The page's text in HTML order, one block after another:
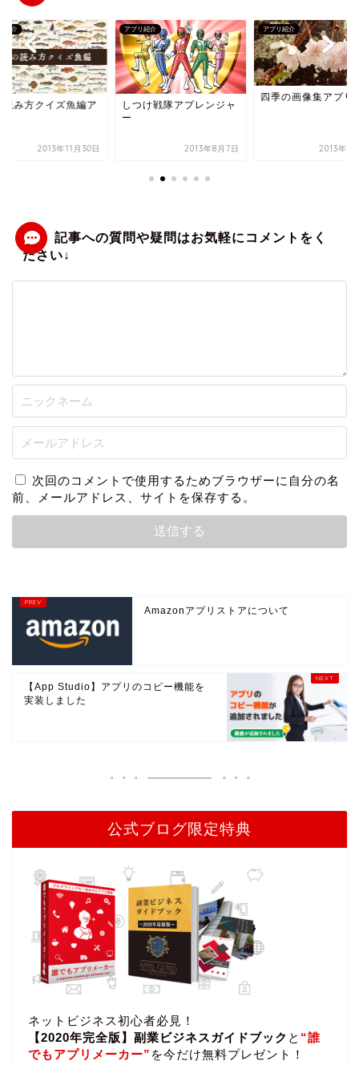
アプリ紹介
つけ戦隊アプレンジャ
2013年8月7日
アプリ紹介
四季の画像集アプリ
2013年8月15日
アプリギルドお知らせ
クリスマスのア
2013年
次回のコメントで使用するためブラウザーに自分の名
前、メールアドレス、サイトを保存する。
Amazonアプリストアについて
【App Studio】アプリのコピー機能を
実装しました
公式ブログ限定特典
ネットビジネス初心者必見！
【2020年完全版】副業ビジネスガイドブック と “誰
でもアプリメーカー” を今だけ無料プレゼント！